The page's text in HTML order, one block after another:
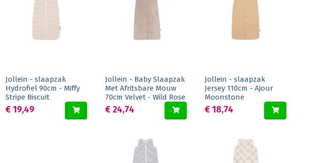
Jollein - slaapzak
Hydrofiel 90cm - Miffy
Stripe Biscuit
€ 19,49
Jollein - Baby Slaapzak
Met Afritsbare Mouw
70cm Velvet - Wild Rose
€ 24,74
Jollein - slaapzak
Jersey 110cm - Ajour
Moonstone
€ 18,74